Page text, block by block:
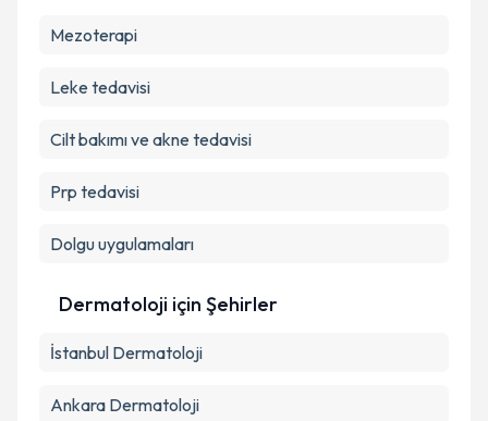
Mezoterapi
Leke tedavisi
Cilt bakımı ve akne tedavisi
Prp tedavisi
Dolgu uygulamaları
Dermatoloji için Şehirler
İstanbul Dermatoloji
Ankara Dermatoloji